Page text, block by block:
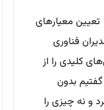
شاخص‌های کلیدی عملکرد ITIL تعیین معیارهای
فناوری
کلیدی را از
بدون
و نه چیزی را